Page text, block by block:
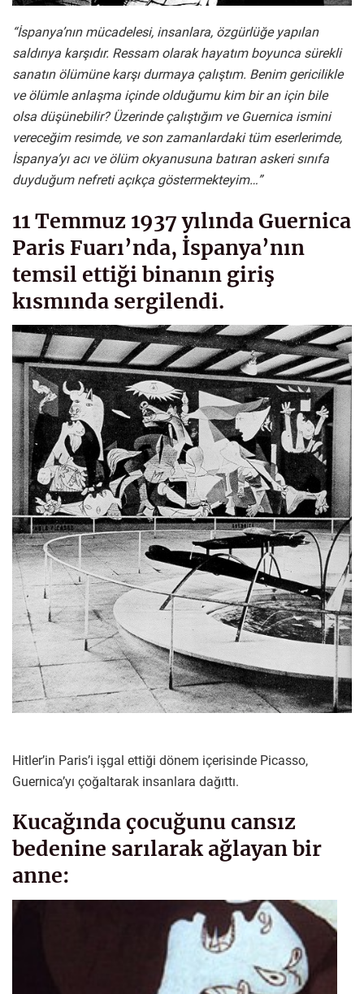
“İspanya’nın mücadelesi, insanlara, özgürlüğe yapılan
saldırıya karşıdır. Ressam olarak hayatım boyunca sürekli
sanatın ölümüne karşı durmaya çalıştım. Benim gericilikle
ve ölümle anlaşma içinde olduğumu kim bir an için bile
olsa düşünebilir? Üzerinde çalıştığım ve Guernica ismini
vereceğim resimde, ve son zamanlardaki tüm eserlerimde,
İspanya’yı acı ve ölüm okyanusuna batıran askeri sınıfa
duyduğum nefreti açıkça göstermekteyim…”
11 Temmuz 1937 yılında Guernica
Paris Fuarı’nda, İspanya’nın
temsil ettiği binanın giriş
kısmında sergilendi.
Hitler’in Paris’i işgal ettiği dönem içerisinde Picasso,
Guernica’yı çoğaltarak insanlara dağıttı.
Kucağında çocuğunu cansız
bedenine sarılarak ağlayan bir
anne: